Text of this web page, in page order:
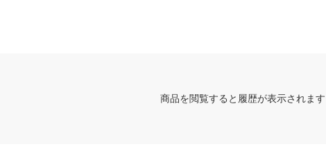
商品を閲覧すると履歴が表示されます